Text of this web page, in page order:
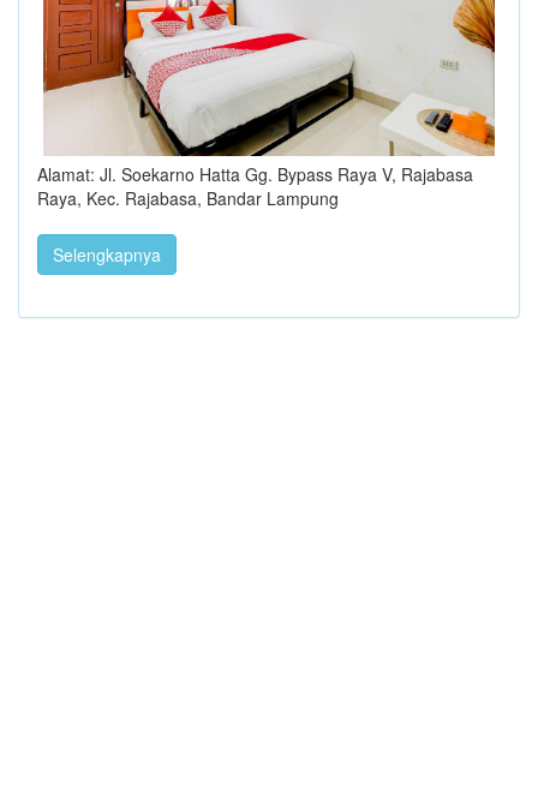
Alamat: Jl. Soekarno Hatta Gg. Bypass Raya V, Rajabasa
Raya, Kec. Rajabasa, Bandar Lampung
Selengkapnya